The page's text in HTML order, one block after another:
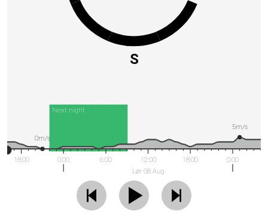
S
Next night
18:00 0:00 6:00
12:00
Lør 08 Aug
18:00 0:00
5m/s
0m/s